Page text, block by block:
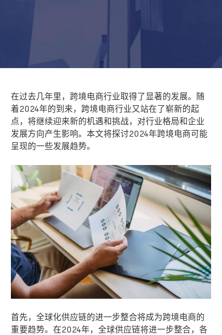
在过去几年里，跨境电商行业取得了显著的发展。随
着2024年的到来，跨境电商行业又站在了崭新的起
点，将继续迎来新的机遇和挑战，对行业格局和企业
发展方向产生影响。本文将探讨2024年跨境电商可能
呈现的一些发展趋势。
首先，全球化供应链的进一步整合将成为跨境电商的
重要趋势。在2024年，全球供应链将进一步整合，各